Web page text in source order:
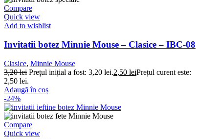
Compare
Quick view
Add to wishlist
Invitatii botez Minnie Mouse – Clasice – IBC-08
Clasice, Minnie Mouse
3,20lei Prețul inițial a fost: 3,20 lei.2,50 leiPrețul curent este:
2,50 lei.
Adaugă în coș
-24%
Compare
Quick view